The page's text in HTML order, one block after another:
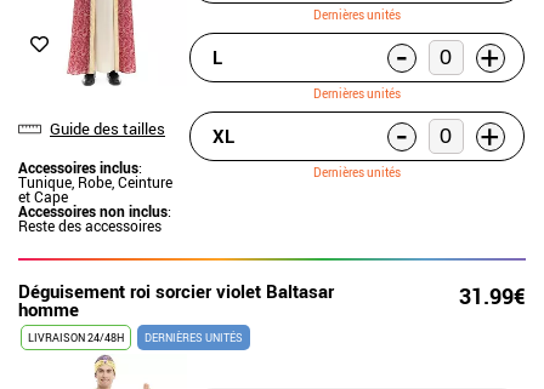
Guide des tailles
Accessoires inclus:
Tunique, Robe, Ceinture
et Cape
Accessoires non inclus:
Reste des accessoires
Dernières unités
L - +
Dernières unités
XL - +
Dernières unités
Déguisement roi sorcier violet Baltasar
homme 31.99€
LIVRAISON 24/48H DERNIÈRES UNITÉS